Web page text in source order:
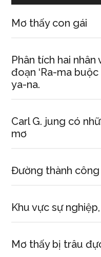
Mơ thấy con gái
Phân tích hai
đoạn ‘Ra-ma
ya-na.
Carl G. jung có
mơ
Đường thành
Khu vực sự
Mơ thấy bị trâu